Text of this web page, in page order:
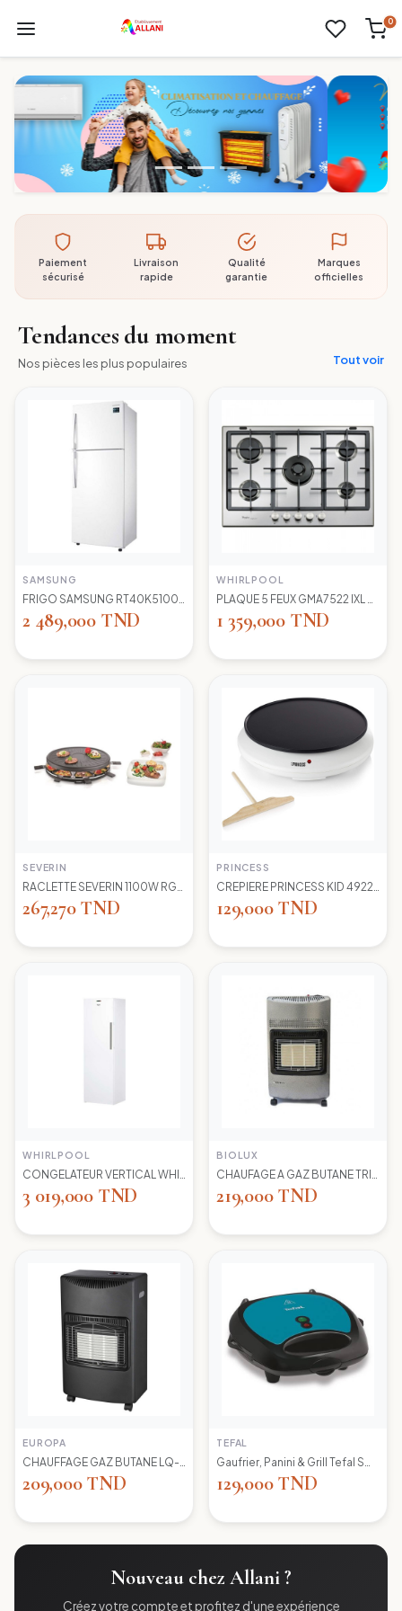
0
Paiement
sécurisé
Livraison
rapide
Qualité
garantie
Marques
officielles
Tendances du moment
Nos pièces les plus populaires Tout voir
SAMSUNG
2 489,000 TND
WHIRLPOOL
1 359,000 TND
SEVERIN
267,270 TND
PRINCESS
129,000 TND
WHIRLPOOL
3 019,000 TND
BIOLUX
219,000 TND
EUROPA
209,000 TND
TEFAL
129,000 TND
Nouveau chez Allani ?
Créez votre compte et profitez d'une expérience